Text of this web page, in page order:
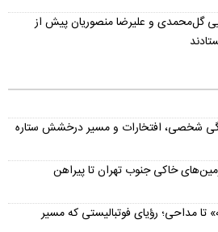
گل‌محمدی و علیرضا منصوریان پیش از
شخصی، افتخارات و مسیر درخشش ستاره
خاکی جنوب تهران تا پیراهن
تا مداحی؛ رؤیای فوتبالیستی که مسیر